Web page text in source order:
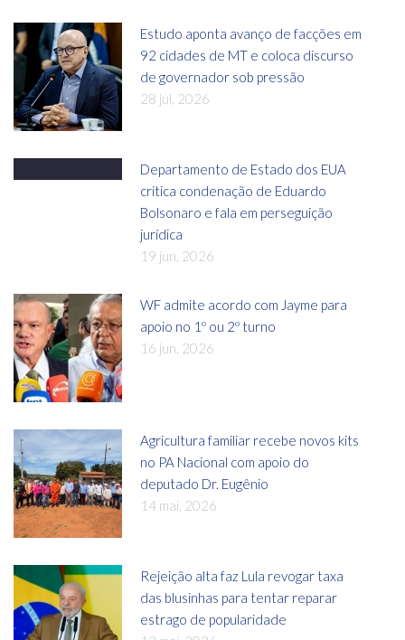
Estudo aponta avanço de facções em
92 cidades de MT e coloca discurso
de governador sob pressão
28 jul, 2026
Departamento de Estado dos EUA
critica condenação de Eduardo
Bolsonaro e fala em perseguição
jurídica
19 jun, 2026
WF admite acordo com Jayme para
apoio no 1º ou 2º turno
16 jun, 2026
Agricultura familiar recebe novos kits
no PA Nacional com apoio do
deputado Dr. Eugênio
14 mai, 2026
Rejeição alta faz Lula revogar taxa
das blusinhas para tentar reparar
estrago de popularidade